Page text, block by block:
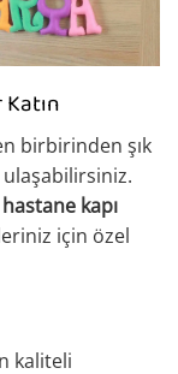
birbirinden şık
hastane kapı
için özel
kaliteli